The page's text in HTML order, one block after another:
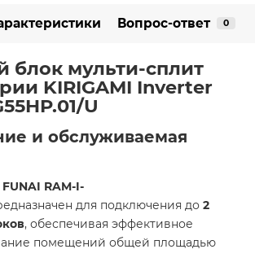
Вопрос-ответ 0
блок мульти-сплит
KIRIGAMI Inverter
U
и обслуживаемая
FUNAI RAM-I-
для подключения до 2
, обеспечивая эффективное
помещений общей площадью